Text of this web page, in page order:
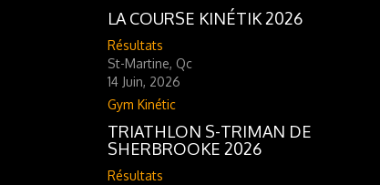
LA COURSE KINÉTIK 2026
Résultats
St-Martine, Qc
14 Juin, 2026
Gym Kinétic
TRIATHLON S-TRIMAN DE
SHERBROOKE 2026
Résultats